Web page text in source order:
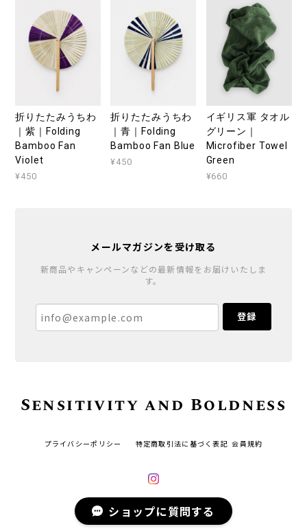
折りたたみうちわ
｜紫｜Folding
Bamboo Fan
Violet
¥450
折りたたみうちわ
｜青｜Folding
Bamboo Fan Blue
¥450
イギリス軍 タオル
グリーン｜
Microfiber Towel
Green
¥660
メールマガジンを受け取る
新商品やキャンペーンなどの最新情報をお届けいたしま
す。
登録
Sensitivity and Boldness
プライバシーポリシー 特定商取引法に基づく表記 会員規約
© Sensitivity and Boldness All rights reserved.
ショップに質問する